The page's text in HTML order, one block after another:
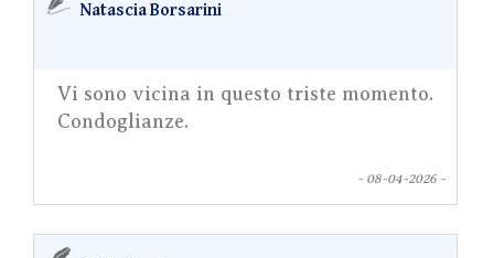
Natascia Borsarini
Vi sono vicina in questo triste momento.
Condoglianze.
- 08-04-2026 -